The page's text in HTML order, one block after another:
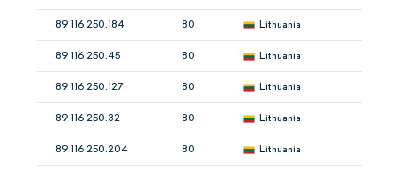
89.116.250.184 80 Lithuania
89.116.250.45 80 Lithuania
89.116.250.127 80 Lithuania
89.116.250.32 80 Lithuania
89.116.250.204 80 Lithuania